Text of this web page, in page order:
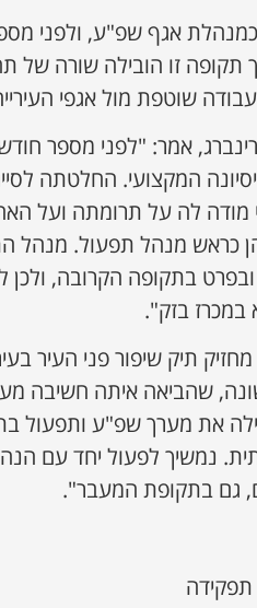
אגף שפ"ע, ולפני
זו הובילה שורה של
שוטפת מול אגפי
אמר: "לפני מספר
המקצועי. החלטתה
מודה לה על תרומתה ועל
כראש מנהל תפעול. מנהל
ובפרט בתקופה הקרובה,
במכרז בזק".
תיק שיפור פני העיר
שהביאה איתה חשיבה
את מערך שפ"ע ותפעול
נמשיך לפעול יחד עם
גם בתקופת המעבר".
תפקידה